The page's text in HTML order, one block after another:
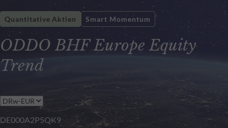
ODDO BHF Europe Equity
Trend
Quantitative Aktien Smart Momentum
DE000A2P5QK9